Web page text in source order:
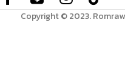
Copyright © 2023.